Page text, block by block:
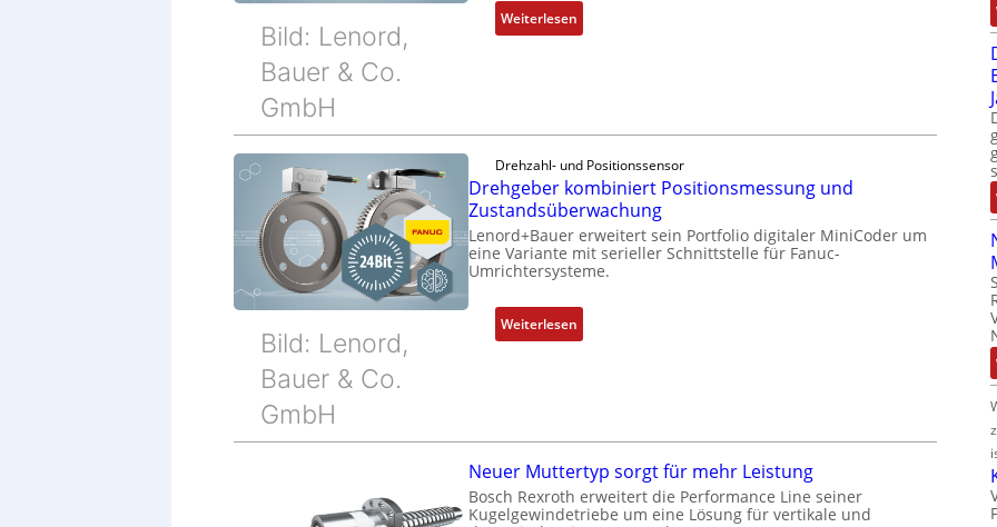
Bild: Lenord,
Bauer & Co.
GmbH
Weiterlesen:
D
g
e
b
e
k
o
b
i
r
P
o
Bild: Lenord,
Bauer & Co.
GmbH
Drehzahl- und Positionssensor
Drehgeber kombiniert Positionsmessung und
Zustandsüberwachung
Lenord+Bauer erweitert sein Portfolio digitaler MiniCoder um
eine Variante mit serieller Schnittstelle für Fanuc-
Umrichtersysteme.
Weiterlesen:
D
g
e
Neuer Muttertyp sorgt für mehr Leistung
Bosch Rexroth erweitert die Performance Line seiner
Kugelgewindetriebe um eine Lösung für vertikale und